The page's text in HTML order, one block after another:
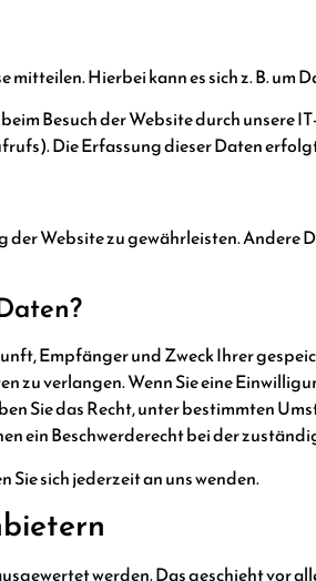
mitteilen. Hierbei kann es sich z. B.
Besuch der Website durch unsere
Die Erfassung dieser Daten
Website zu gewährleisten.
Empfänger und Zweck Ihrer
zu verlangen. Wenn Sie eine
Sie das Recht, unter bestimmten
ein Beschwerderecht bei der
Sie sich jederzeit an uns wenden.
werden. Das geschieht vor